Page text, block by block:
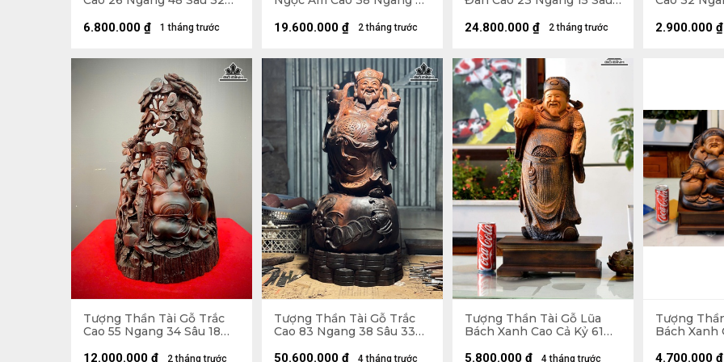
1 tháng trước
6.800.000 ₫ 2 tháng trước
19.600.000 ₫ 2 tháng trước
24.800.000 ₫
2.900.000 ₫
Tượng Thần Tài Gỗ Trắc
Cao 55 Ngang 34 Sâu 18
2 tháng trước
12.000.000 ₫
Tượng Thần Tài Gỗ Trắc
Cao 83 Ngang 38 Sâu 33
4 tháng trước
50.600.000 ₫
Tượng Thần Tài Gỗ Lũa
Bách Xanh Cao Cả Kỷ 61
Cao 10 (cm)
4 tháng trước
5.800.000 ₫
Tượng
Bách Xanh
Cao 10 (cm)
4.700.000 ₫